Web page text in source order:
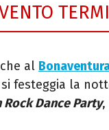
al
si festeggia la
Dance Party,